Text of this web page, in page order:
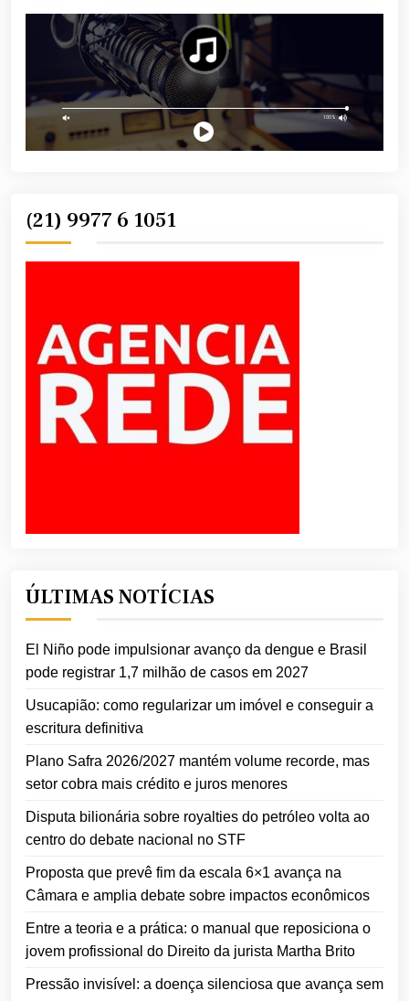
(21) 9977 6 1051
ÚLTIMAS NOTÍCIAS
El Niño pode impulsionar avanço da dengue e Brasil
pode registrar 1,7 milhão de casos em 2027
Usucapião: como regularizar um imóvel e conseguir a
escritura definitiva
Plano Safra 2026/2027 mantém volume recorde, mas
setor cobra mais crédito e juros menores
Disputa bilionária sobre royalties do petróleo volta ao
centro do debate nacional no STF
Proposta que prevê fim da escala 6×1 avança na
Câmara e amplia debate sobre impactos econômicos
Entre a teoria e a prática: o manual que reposiciona o
jovem profissional do Direito da jurista Martha Brito
Pressão invisível: a doença silenciosa que avança sem